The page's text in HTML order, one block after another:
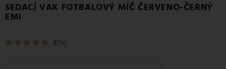
SEDACÍ VAK FOTBALOVÝ MÍČ ČERVENO-ČERNÝ
EMI
5(1x)